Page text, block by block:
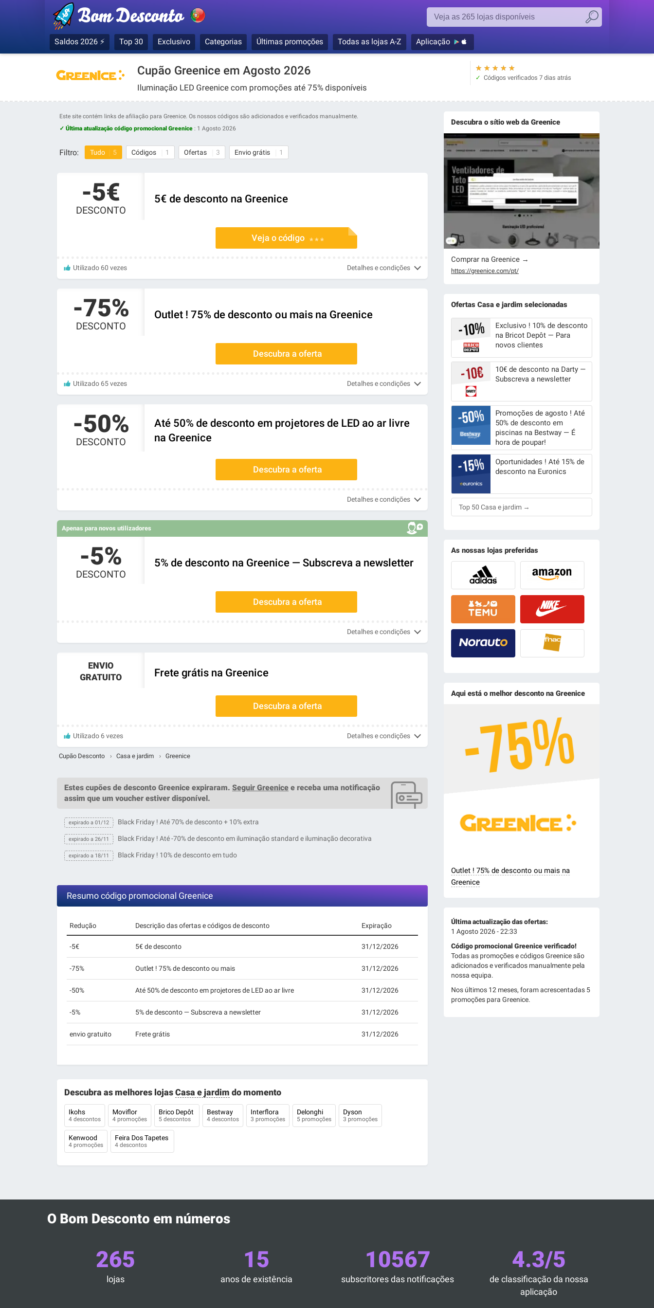
Saldos 2026 ⚡ Top 30 Exclusivo Categorias Últimas promoções Todas as lojas A-Z Aplicação
Cupão Greenice em Agosto 2026
Iluminação LED Greenice com promoções até 75% disponíveis
★
★
★
★
★
Códigos verificados 7 dias atrás
Este site contém links de afiliação para Greenice. Os nossos códigos são adicionados e verificados manualmente.
✓ Última atualização código promocional Greenice : 1 Agosto 2026
Filtro: Tudo 5 Códigos 1 Ofertas 3 Envio grátis 1
-5€
DESCONTO
5€ de desconto na Greenice
Veja o código * * *
Utilizado 60 vezes Detalhes e condições
-75%
DESCONTO
Outlet ! 75% de desconto ou mais na Greenice
Descubra a oferta
Utilizado 65 vezes Detalhes e condições
-50%
DESCONTO
Até 50% de desconto em projetores de LED ao ar livre
na Greenice
Descubra a oferta
Detalhes e condições
Apenas para novos utilizadores
-5%
DESCONTO
5% de desconto na Greenice — Subscreva a newsletter
Descubra a oferta
Detalhes e condições
ENVIO
GRATUITO
Frete grátis na Greenice
Descubra a oferta
Utilizado 6 vezes Detalhes e condições
Cupão Desconto › Casa e jardim › Greenice
Estes cupões de desconto Greenice expiraram. Seguir Greenice e receba uma notificação
assim que um voucher estiver disponível.
expirado a 01/12 Black Friday ! Até 70% de desconto + 10% extra
expirado a 26/11 Black Friday ! Até -70% de desconto em iluminação standard e iluminação decorativa
expirado a 18/11 Black Friday ! 10% de desconto em tudo
Resumo código promocional Greenice
Redução Descrição das ofertas e códigos de desconto Expiração
-5€ 5€ de desconto 31/12/2026
-75% Outlet ! 75% de desconto ou mais 31/12/2026
-50% Até 50% de desconto em projetores de LED ao ar livre 31/12/2026
-5% 5% de desconto — Subscreva a newsletter 31/12/2026
envio gratuito Frete grátis 31/12/2026
Descubra as melhores lojasCasa e jardim do momento
Ikohs
4 descontos
Moviflor
4 promoções
Brico Depôt
5 descontos
Bestway
4 descontos
Interflora
3 promoções
Delonghi
5 promoções
Dyson
3 promoções
Kenwood
4 promoções
Feira Dos Tapetes
4 descontos
Descubra o sítio web da Greenice
Comprar na Greenice →
https://greenice.com/pt/
Ofertas Casa e jardim selecionadas
Exclusivo ! 10% de desconto
na Bricot Depôt — Para
novos clientes
10€ de desconto na Darty —
Subscreva a newsletter
Promoções de agosto ! Até
50% de desconto em
piscinas na Bestway — É
hora de poupar!
Oportunidades ! Até 15% de
desconto na Euronics
Top 50 Casa e jardim →
As nossas lojas preferidas
Aqui está o melhor desconto na Greenice
Outlet ! 75% de desconto ou mais na
Greenice
Última actualização das ofertas:
1 Agosto 2026 - 22:33
Código promocional Greenice verificado!
Todas as promoções e códigos Greenice são
adicionados e verificados manualmente pela
nossa equipa.
Nos últimos 12 meses, foram acrescentadas 5
promoções para Greenice.
O Bom Desconto em números
265
lojas
15
anos de existência
10567
subscritores das notificações
4.3/5
de classificação da nossa
aplicação